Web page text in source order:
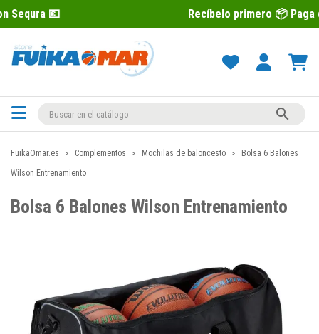
Recíbelo primero 📦 Paga después

FuikaOmar.es Complementos Mochilas de baloncesto
Bolsa 6 Balones
Wilson Entrenamiento
Bolsa 6 Balones Wilson Entrenamiento